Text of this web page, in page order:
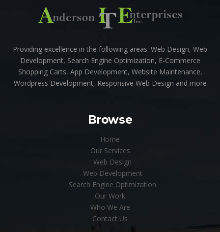
Providing excellence in the following areas: Web Design, Web
Development, Search Engine Optimization, E-Commerce
Shopping Carts, App Development, Website Maintenance,
Wordpress Development, Responsive Web Design and more
Browse
Home
Our Services
Web Design
Web Development
Search Engine Optimization
Our Work
Who We Are
Contact Us